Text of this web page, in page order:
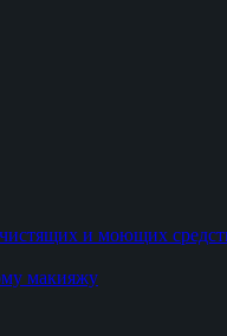
и моющих
макияжу